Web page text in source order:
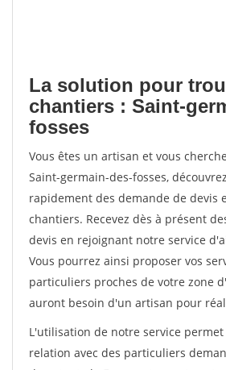
La solution pour
chantiers : Saint-
fosses
Vous êtes un artisan et vous
Saint-germain-des-fosses,
rapidement des demande de devis
chantiers. Recevez dès à présent
devis en rejoignant notre service
Vous pourrez ainsi proposer vos
particuliers proches de votre zone
auront besoin d'un artisan pour
L'utilisation de notre service
relation avec des particuliers